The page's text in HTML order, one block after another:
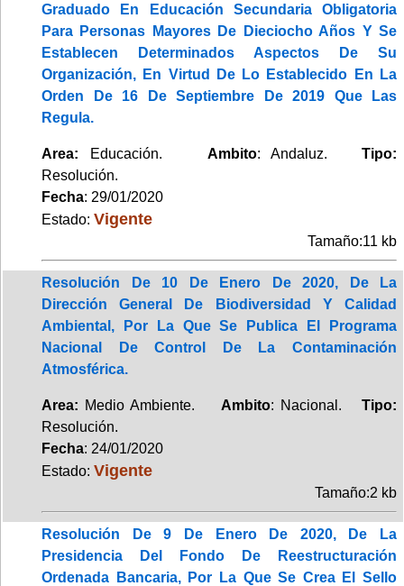
Graduado En Educación Secundaria Obligatoria
Para Personas Mayores De Dieciocho Años Y Se
Establecen Determinados Aspectos De Su
Organización, En Virtud De Lo Establecido En La
Orden De 16 De Septiembre De 2019 Que Las
Regula.
Area: Educación. Ambito: Andaluz.Tipo:
Resolución.
Fecha: 29/01/2020
Estado: Vigente
Tamaño:11 kb
Resolución De 10 De Enero De 2020, De La
Dirección General De Biodiversidad Y Calidad
Ambiental, Por La Que Se Publica El Programa
Nacional De Control De La Contaminación
Atmosférica.
Area: Medio Ambiente. Ambito: Nacional.Tipo:
Resolución.
Fecha: 24/01/2020
Estado: Vigente
Tamaño:2 kb
Resolución De 9 De Enero De 2020, De La
Presidencia Del Fondo De Reestructuración
Ordenada Bancaria, Por La Que Se Crea El Sello